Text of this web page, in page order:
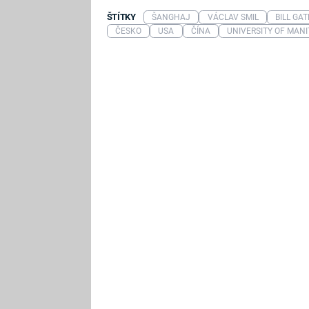
ŠTÍTKY ŠANGHAJ VÁCLAV SMIL
BILL
ČESKO
USA ČÍNA UNIVERSITY OF